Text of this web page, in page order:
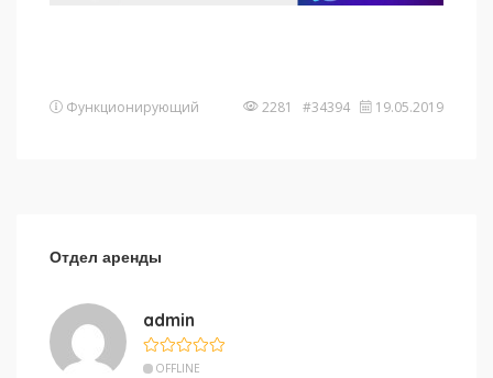
Функционирующий 2281 #34394 19.05.2019
Отдел аренды
admin
OFFLINE